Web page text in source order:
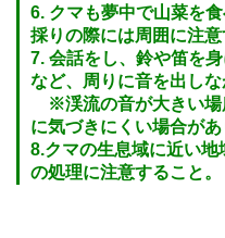
6. クマも夢中で山菜を
採りの際には周囲に注意
7. 会話をし、鈴や笛を
など、周りに音を出しな
※渓流の音が大きい場
に気づきにくい場合があ
8.クマの生息域に近い
の処理に注意すること。